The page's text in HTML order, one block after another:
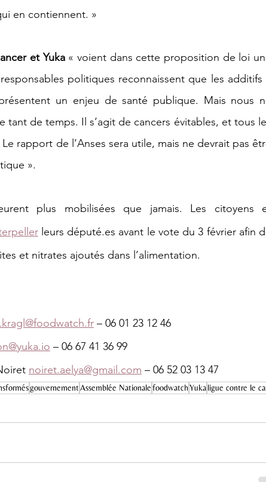
en contiennent. »
et Yuka « voient dans cette proposition de loi
politiques reconnaissent que les additifs
un enjeu de santé publique. Mais nous
tant de temps. Il s’agit de cancers évitables, et tous
rapport de l’Anses sera utile, mais ne devrait pas
».
plus mobilisées que jamais. Les citoyens
leurs député.es avant le vote du 3 février afin
et nitrates ajoutés dans l’alimentation.
– 06 01 23 12 46
– 06 67 41 36 99
noiret.aelya@gmail.com – 06 52 03 13 47
gouvernementAssemblée NationalefoodwatchYukaligue contre le